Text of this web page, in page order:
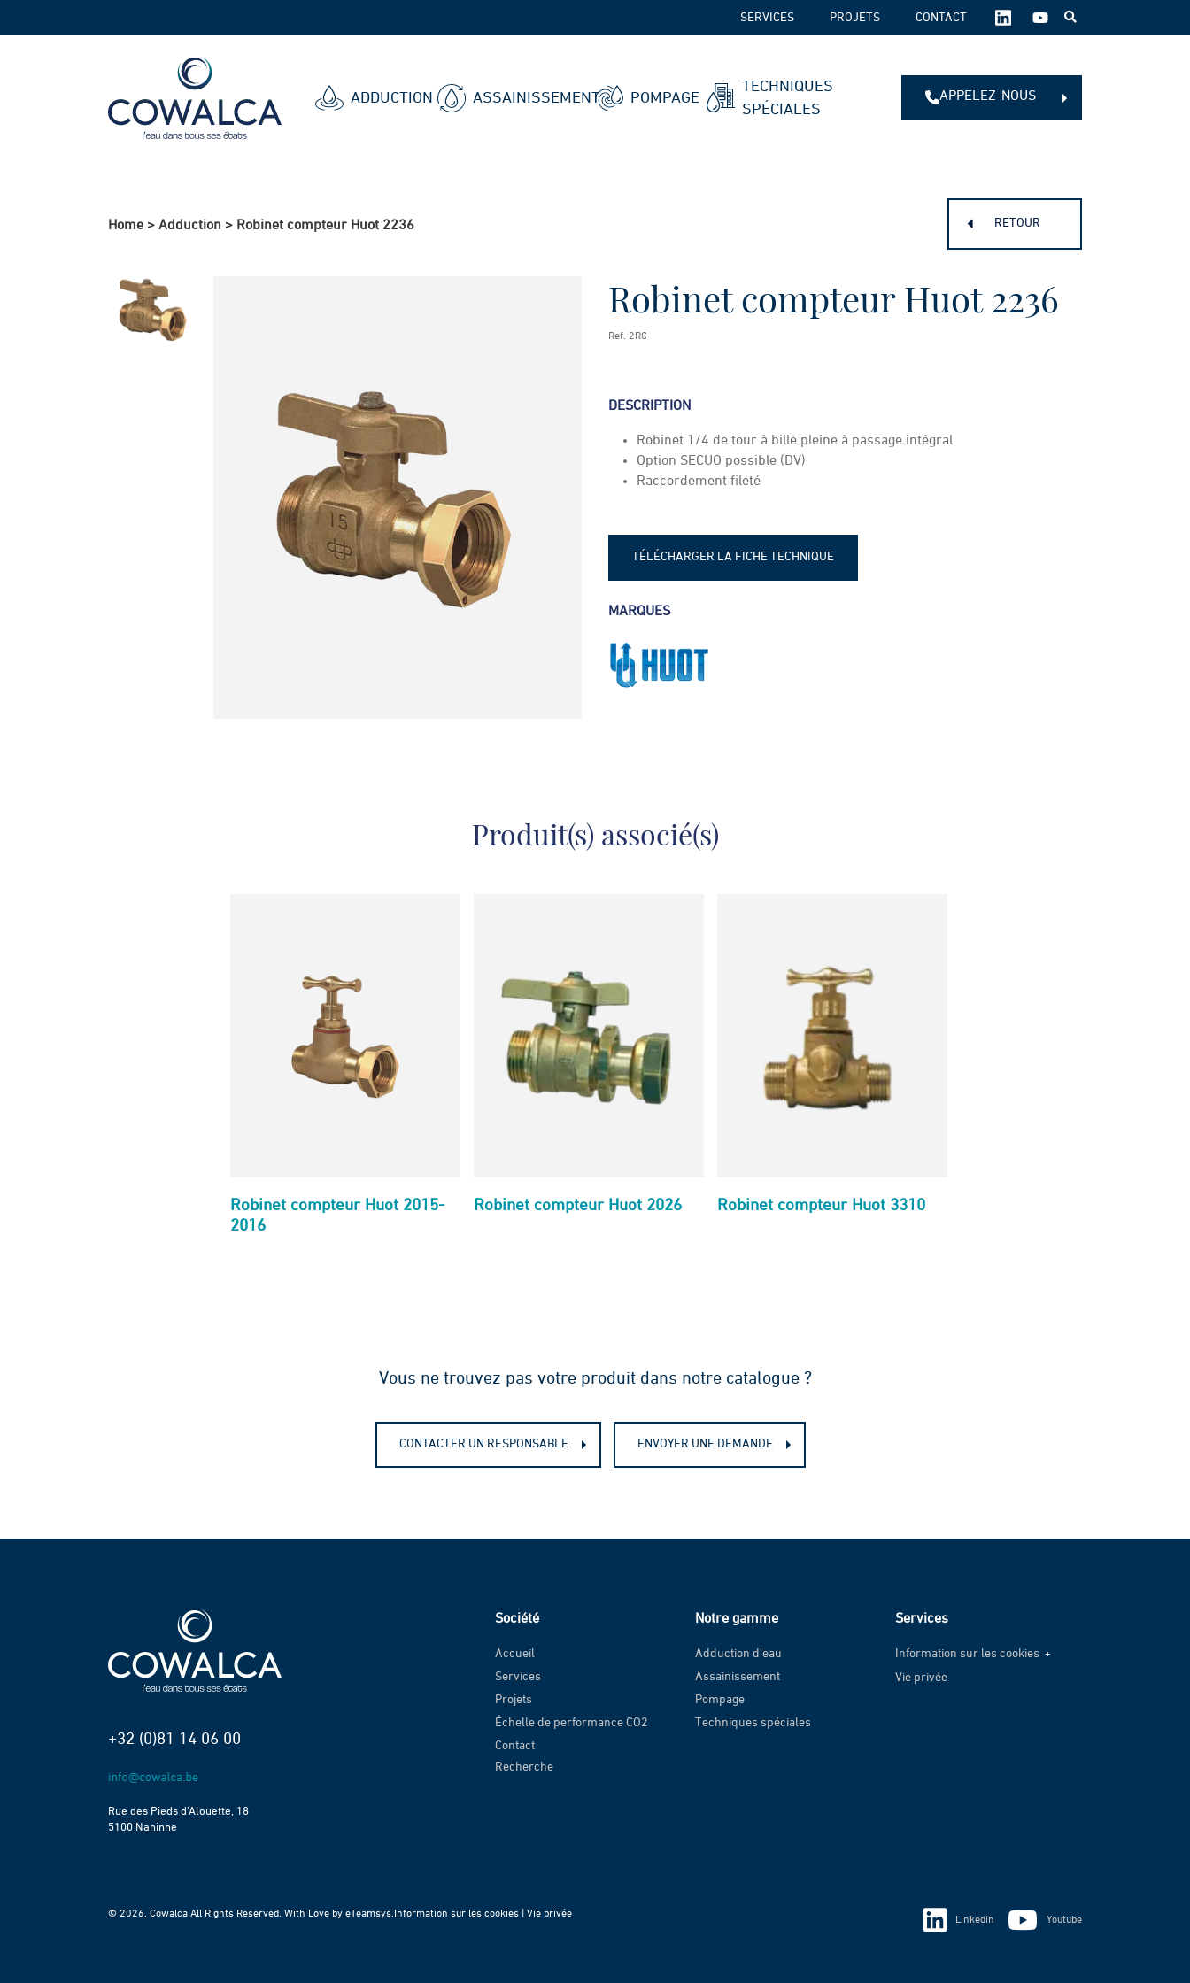
ADDUCTION ASSAINISSEMENT POMPAGE
TECHNIQUES
SPÉCIALES
SERVICES PROJETS CONTACT
SUIVEZ-
NOUS
APPELEZ-NOUS
Home > Adduction > Robinet compteur Huot 2236 RETOUR
Robinet compteur Huot 2236
Ref. 2RC
DESCRIPTION
Robinet 1/4 de tour à bille pleine à passage intégral
Option SECUO possible (DV)
Raccordement fileté
TÉLÉCHARGER LA FICHE TECHNIQUE
MARQUES
Produit(s) associé(s)
Robinet compteur Huot 2015-
2016
Robinet compteur Huot 2026 Robinet compteur Huot 3310
Vous ne trouvez pas votre produit dans notre catalogue ?
CONTACTER UN RESPONSABLE ENVOYER UNE DEMANDE
+32 (0)81 14 06 00
Rue des Pieds d’Alouette, 18
5100 Naninne
Société
Accueil
Services
Projets
Échelle de performance CO2
Contact
Recherche
Notre gamme
Adduction d’eau
Assainissement
Pompage
Techniques spéciales
Services
Information sur les cookies
Information sur les cookies
Vie privée
© 2026, Cowalca All Rights Reserved. With Love by eTeamsys. Information sur les cookies | Vie privée
Linkedin Youtube